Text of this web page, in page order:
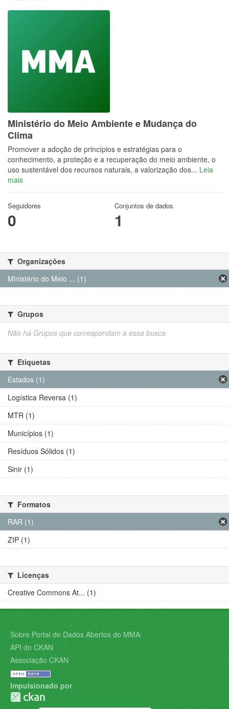
Ministério do Meio Ambiente e Mudança do
Clima
Promover a adoção de princípios e estratégias para o
conhecimento, a proteção e a recuperação do meio ambiente, o
uso sustentável dos recursos naturais, a valorização dos... Leia
mais
Seguidores
0
Conjuntos de dados
1
Organizações
Ministério do Meio ... (1)
Grupos
Não há Grupos que correspondam a essa busca
Etiquetas
Estados (1)
Logística Reversa (1)
MTR (1)
Municípios (1)
Resíduos Sólidos (1)
Sinir (1)
Formatos
RAR (1)
ZIP (1)
Licenças
Creative Commons At... (1)
Sobre Portal de Dados Abertos do MMA:
API do CKAN
Associação CKAN
Impulsionado por